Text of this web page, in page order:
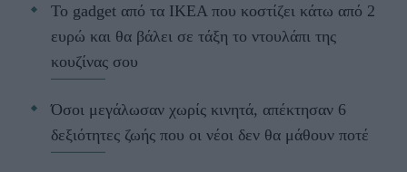
Το gadget από τα IKEA που κοστίζει κάτω από 2
ευρώ και θα βάλει σε τάξη το ντουλάπι της
κουζίνας σου
Όσοι μεγάλωσαν χωρίς κινητά, απέκτησαν 6
δεξιότητες ζωής που οι νέοι δεν θα μάθουν ποτέ